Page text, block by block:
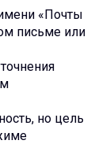
«Почты
письме или
но цель